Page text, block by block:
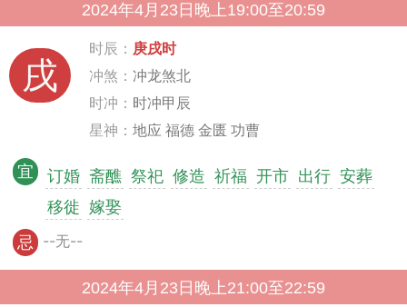
2024年4月23日晚上19:00至20:59
戌
时辰： 庚戌时
冲煞： 冲龙煞北
时冲： 时冲甲辰
星神： 地应 福德 金匮 功曹
宜 订婚 斋醮 祭祀 修造 祈福 开市 出行 安葬
移徙 嫁娶
忌 --无--
2024年4月23日晚上21:00至22:59